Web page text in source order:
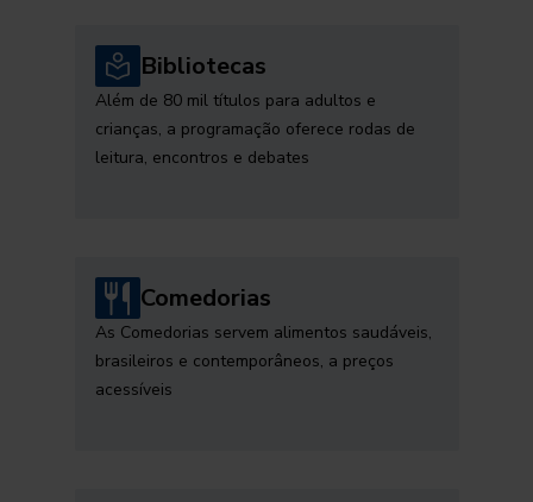
Bibliotecas
Além de 80 mil títulos para adultos e
crianças, a programação oferece rodas de
leitura, encontros e debates
Comedorias
As Comedorias servem alimentos saudáveis,
brasileiros e contemporâneos, a preços
acessíveis